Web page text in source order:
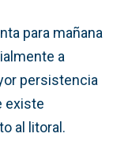
para mañana
a
persistencia
existe
al litoral.